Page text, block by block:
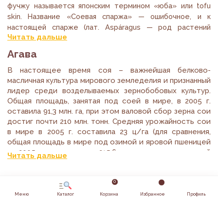
Меню Каталог
0
Корзина Избранное Профиль
консистенцию омлета. Некоторые виды тофу
производятся без прессования сгустка, когда
формирование плотной консистенции у
концентрированного соевого молока происходит
режется на кусочки, которые не теряют форму при
любой термообработке.
Читать статью полностью
фучжу называется японским термином «юба» или tofu
skin. Название «Соевая спаржа» — ошибочное, и к
настоящей спарже (лат. Aspáragus — род растений
семейства спаржевые) никакого отношения не имеет.
Тем не менее, в России, Украине, Киргизии и Казахстане
именно это название прижилось с легкой руки
неизвестного поставщика продукта из Китая, и в
настоящее время именно это название известно
практически каждому россиянину, любящему корейские
салаты.
Читать статью полностью
Читать дальше
Агава
В настоящее время соя – важнейшая белково-
масличная культура мирового земледелия и признанный
лидер среди возделываемых зернобобовых культур.
Общая площадь, занятая под соей в мире, в 2005 г.
оставила 91,3 млн. га, при этом валовой сбор зерна сои
достиг почти 210 млн. тонн. Средняя урожайность сои
в мире в 2005 г. составила 23 ц/га (для сравнения,
общая площадь в мире под озимой и яровой пшеницей
в 2005 г составила 215,6 млн. га при средней
урожайности 29,1 ц/га). Но это не предел
урожайность этой культуры в южных субтропических
штатах США достигала 74 ц/га.Читать статью
Читать дальше